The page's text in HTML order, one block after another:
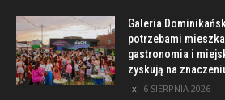
Galeria
potrzebami
gastronomia i
zyskują na
6 SIERPNIA 2026